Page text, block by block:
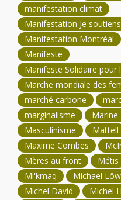
manifestation climat
Manifestation Je
Manifestation Montréal
Manifeste
Manifeste Solidaire pour
Marche mondiale des
marché carbone
marginalisme
Marine
Masculinisme
Mattell
Maxime Combes
Mères au front
Métis
Mi'kmaq
Michael
Michel David
Michel